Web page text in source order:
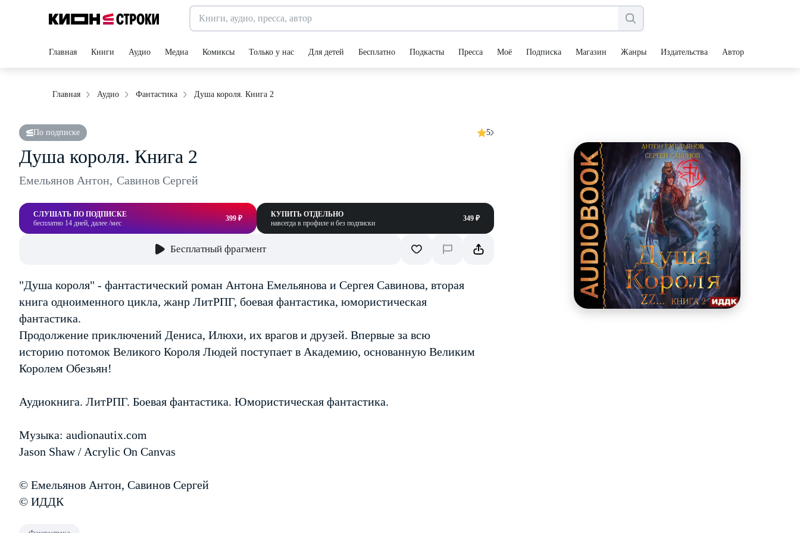
Главная Книги Аудио Медиа Комиксы Только у нас Для детей Бесплатно Подкасты Пресса Моё Подписка Магазин Жанры Издательства Авторы
Главная Аудио Фантастика Душа короля. Книга 2
По подписке 5
Душа короля. Книга 2
Емельянов Антон, Савинов Сергей
СЛУШАТЬ ПО ПОДПИСКЕ
бесплатно 14 дней, далее /мес
399 ₽
КУПИТЬ ОТДЕЛЬНО
навсегда в профиле и без подписки
349 ₽
Бесплатный фрагмент
"Душа короля" - фантастический роман Антона Емельянова и Сергея Савинова, вторая
книга одноименного цикла, жанр ЛитРПГ, боевая фантастика, юмористическая
фантастика.
Продолжение приключений Дениса, Илюхи, их врагов и друзей. Впервые за всю
историю потомок Великого Короля Людей поступает в Академию, основанную Великим
Королем Обезьян!
Аудиокнига. ЛитРПГ. Боевая фантастика. Юмористическая фантастика.
Музыка: audionautix.com
Jason Shaw / Acrylic On Canvas
© Емельянов Антон, Савинов Сергей
© ИДДК